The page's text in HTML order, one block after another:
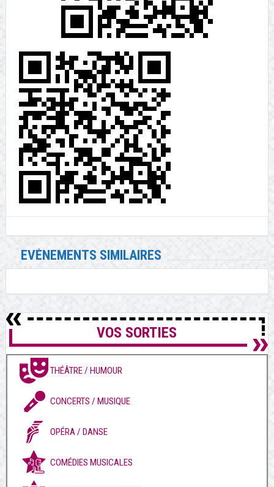
EVÉNEMENTS SIMILAIRES
VOS SORTIES
THÉÂTRE / HUMOUR
CONCERTS / MUSIQUE
OPÉRA / DANSE
COMÉDIES MUSICALES